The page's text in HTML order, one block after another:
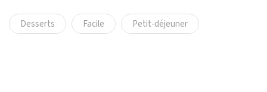
Desserts Facile Petit-déjeuner